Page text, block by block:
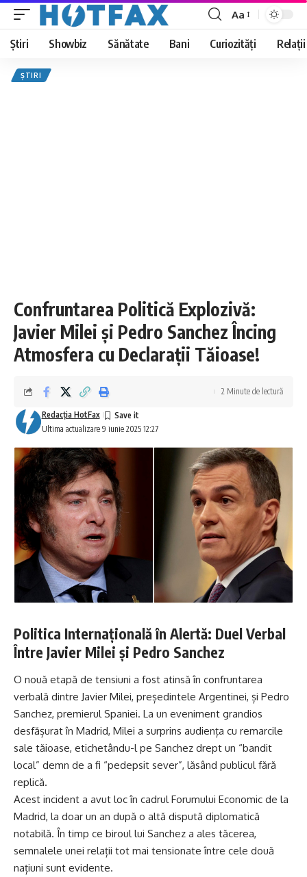
Font
Resizer
Aa
Știri Showbiz Sănătate Bani Curiozități Relații
ȘTIRI
Confruntarea Politică Explozivă:
Javier Milei și Pedro Sanchez Încing
Atmosfera cu Declarații Tăioase!
Ultima actualizare 9 iunie 2025 12:27
Redacţia HotFax
2 Minute de lectură
Politica Internațională în Alertă: Duel Verbal
Între Javier Milei și Pedro Sanchez
O nouă etapă de tensiuni a fost atinsă în confruntarea
verbală dintre Javier Milei, președintele Argentinei, și Pedro
Sanchez, premierul Spaniei. La un eveniment grandios
desfășurat în Madrid, Milei a surprins audiența cu remarcile
sale tăioase, etichetându-l pe Sanchez drept un “bandit
local” demn de a fi “pedepsit sever”, lăsând publicul fără
replică.
Acest incident a avut loc în cadrul Forumului Economic de la
Madrid, la doar un an după o altă dispută diplomatică
notabilă. În timp ce biroul lui Sanchez a ales tăcerea,
semnalele unei relații tot mai tensionate între cele două
națiuni sunt evidente.